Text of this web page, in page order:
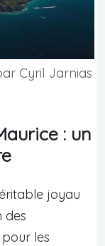
Cyril Jarnias
: un
joyau
des
pour les